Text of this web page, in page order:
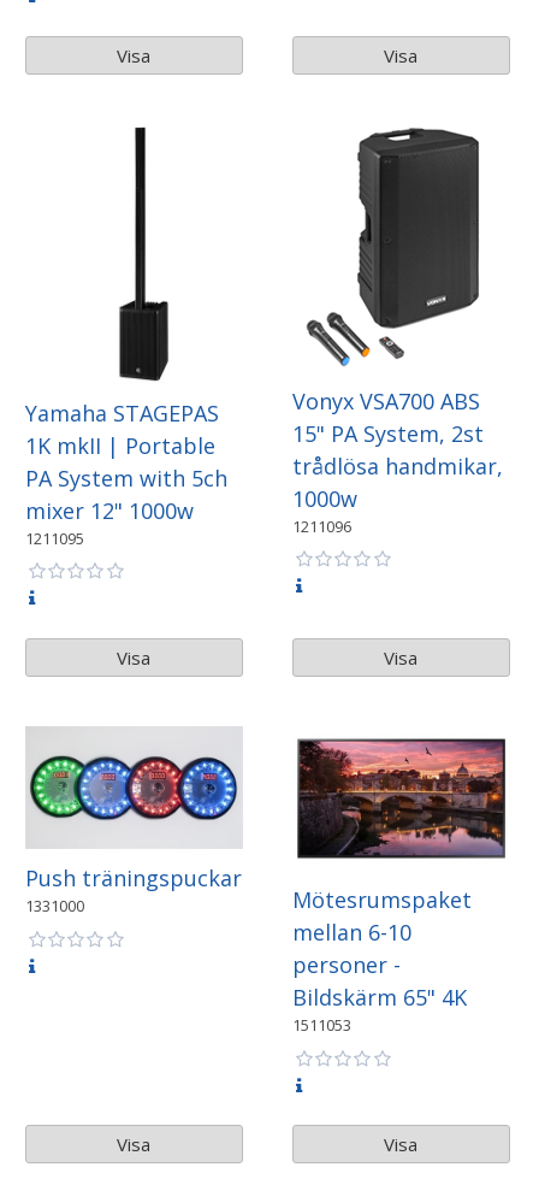
Visa Visa
Yamaha STAGEPAS
1K mkII | Portable
PA System with 5ch
mixer 12" 1000w
1211095
Visa
Vonyx VSA700 ABS
15" PA System, 2st
trådlösa handmikar,
1000w
1211096
Visa
Push träningspuckar
1331000
Visa
Mötesrumspaket
mellan 6-10
personer -
Bildskärm 65" 4K
1511053
Visa